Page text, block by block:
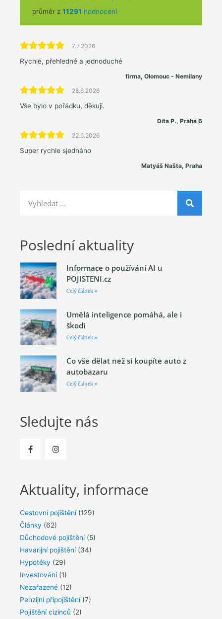
průměr z 11291 hodnocení
7.7.2026
Rychlé, přehledné a jednoduché
firma, Olomouc - Nemilany
28.6.2026
Vše bylo v pořádku, děkuji.
Dita P., Praha 6
22.6.2026
Super rychle sjednáno
Matyáš Našta, Praha
Poslední aktuality
Informace o používání AI u
POJISTENI.cz
Celý článek »
Umělá inteligence pomáhá, ale i
škodí
Celý článek »
Co vše dělat než si koupíte auto z
autobazaru
Celý článek »
Sledujte nás
Aktuality, informace
Cestovní pojištění(129)
Články (62)
Důchodové pojištění(5)
Havarijní pojištění(34)
Hypotéky (29)
Investování(1)
Nezařazené (12)
Penzijní připojištění(7)
Pojištění cizinců (2)